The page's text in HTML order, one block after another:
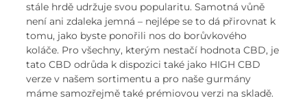
stále hrdě udržuje svou popularitu. Samotná vůně
není ani zdaleka jemná – nejlépe se to dá přirovnat k
tomu, jako byste ponořili nos do borůvkového
koláče. Pro všechny, kterým nestačí hodnota CBD, je
tato CBD odrůda k dispozici také jako HIGH CBD
verze v našem sortimentu a pro naše gurmány
máme samozřejmě také prémiovou verzi na skladě.